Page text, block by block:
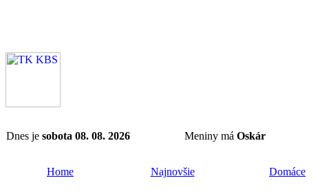
Dnes je sobota 08. 08. 2026 Meniny má Oskár
Home Najnovšie Domáce